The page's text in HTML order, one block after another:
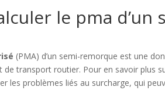
le pma d’un
(PMA) d’un semi-remorque est une
de transport routier. Pour en savoir plus
les problèmes liés au surcharge, qui